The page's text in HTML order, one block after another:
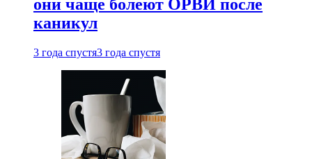
они чаще болеют ОРВИ после
каникул
3 года спустя3 года спустя